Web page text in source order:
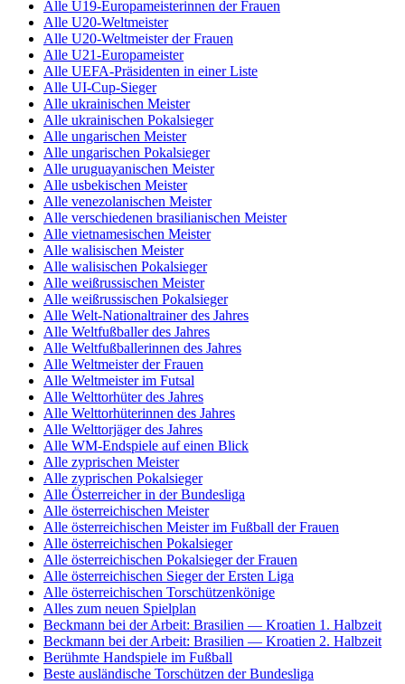
Alle U19-Europameisterinnen der Frauen
Alle U20-Weltmeister
Alle U20-Weltmeister der Frauen
Alle U21-Europameister
Alle UEFA-Präsidenten in einer Liste
Alle UI-Cup-Sieger
Alle ukrainischen Meister
Alle ukrainischen Pokalsieger
Alle ungarischen Meister
Alle ungarischen Pokalsieger
Alle uruguayanischen Meister
Alle usbekischen Meister
Alle venezolanischen Meister
Alle verschiedenen brasilianischen Meister
Alle vietnamesischen Meister
Alle walisischen Meister
Alle walisischen Pokalsieger
Alle weißrussischen Meister
Alle weißrussischen Pokalsieger
Alle Welt-Nationaltrainer des Jahres
Alle Weltfußballer des Jahres
Alle Weltfußballerinnen des Jahres
Alle Weltmeister der Frauen
Alle Weltmeister im Futsal
Alle Welttorhüter des Jahres
Alle Welttorhüterinnen des Jahres
Alle Welttorjäger des Jahres
Alle WM-Endspiele auf einen Blick
Alle zyprischen Meister
Alle zyprischen Pokalsieger
Alle Österreicher in der Bundesliga
Alle österreichischen Meister
Alle österreichischen Meister im Fußball der Frauen
Alle österreichischen Pokalsieger
Alle österreichischen Pokalsieger der Frauen
Alle österreichischen Sieger der Ersten Liga
Alle österreichischen Torschützenkönige
Alles zum neuen Spielplan
Beckmann bei der Arbeit: Brasilien — Kroatien 1. Halbzeit
Beckmann bei der Arbeit: Brasilien — Kroatien 2. Halbzeit
Berühmte Handspiele im Fußball
Beste ausländische Torschützen der Bundesliga